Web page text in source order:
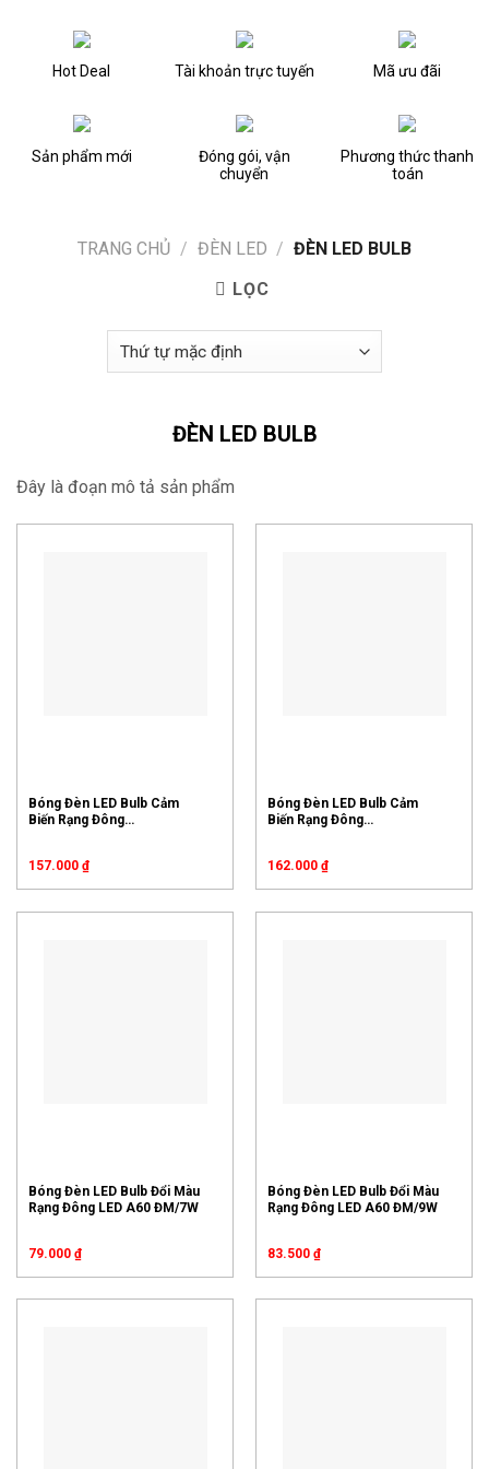
Hot Deal Tài khoản trực tuyến Mã ưu đãi
Sản phẩm mới
Đóng gói, vận
chuyển
Phương thức thanh
toán
TRANG CHỦ / ĐÈN LED / ĐÈN LED BULB
LỌC
ĐÈN LED BULB
Đây là đoạn mô tả sản phẩm
Bóng Đèn LED Bulb Cảm
Biến Rạng Đông
157.000 ₫
Bóng Đèn LED Bulb Cảm
Biến Rạng Đông
162.000 ₫
Bóng Đèn LED Bulb Đổi Màu
Rạng Đông LED A60 ĐM/7W
79.000 ₫
Bóng Đèn LED Bulb Đổi Màu
Rạng Đông LED A60 ĐM/9W
83.500 ₫